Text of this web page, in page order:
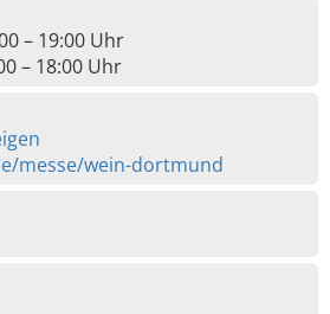
– 19:00 Uhr
– 18:00 Uhr
messe/wein-dortmund